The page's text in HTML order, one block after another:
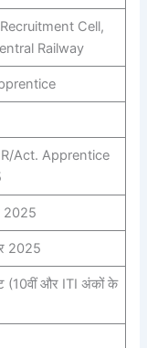
Cell,
Railway
Act. Apprentice
2025
2025
(10वीं और ITI अंकों के